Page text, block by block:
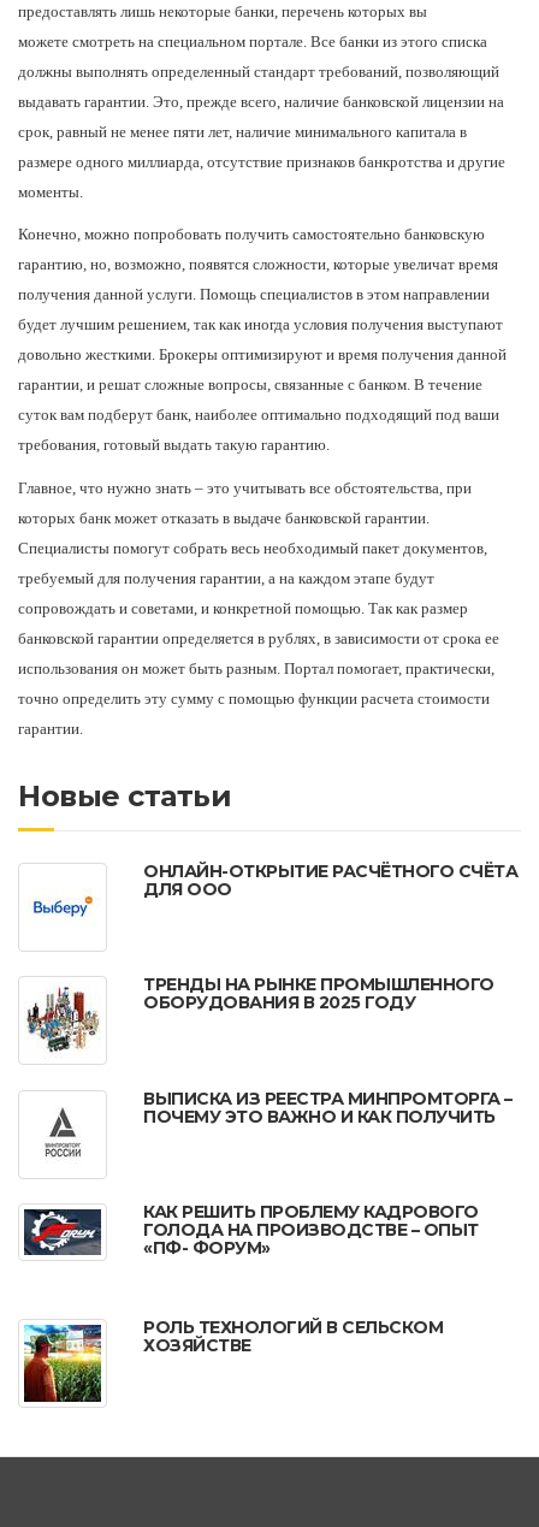
предоставлять лишь некоторые банки, перечень которых вы
можете смотреть на специальном портале. Все банки из этого списка
должны выполнять определенный стандарт требований, позволяющий
выдавать гарантии. Это, прежде всего, наличие банковской лицензии на
срок, равный не менее пяти лет, наличие минимального капитала в
размере одного миллиарда, отсутствие признаков банкротства и другие
моменты.
Конечно, можно попробовать получить самостоятельно банковскую
гарантию, но, возможно, появятся сложности, которые увеличат время
получения данной услуги. Помощь специалистов в этом направлении
будет лучшим решением, так как иногда условия получения выступают
довольно жесткими. Брокеры оптимизируют и время получения данной
гарантии, и решат сложные вопросы, связанные с банком. В течение
суток вам подберут банк, наиболее оптимально подходящий под ваши
требования, готовый выдать такую гарантию.
Главное, что нужно знать – это учитывать все обстоятельства, при
которых банк может отказать в выдаче банковской гарантии.
Специалисты помогут собрать весь необходимый пакет документов,
требуемый для получения гарантии, а на каждом этапе будут
сопровождать и советами, и конкретной помощью. Так как размер
банковской гарантии определяется в рублях, в зависимости от срока ее
использования он может быть разным. Портал помогает, практически,
точно определить эту сумму с помощью функции расчета стоимости
гарантии.
Новые статьи
ОНЛАЙН-ОТКРЫТИЕ РАСЧЁТНОГО СЧЁТА
ДЛЯ ООО
ТРЕНДЫ НА РЫНКЕ ПРОМЫШЛЕННОГО
ОБОРУДОВАНИЯ В 2025 ГОДУ
ВЫПИСКА ИЗ РЕЕСТРА МИНПРОМТОРГА –
ПОЧЕМУ ЭТО ВАЖНО И КАК ПОЛУЧИТЬ
КАК РЕШИТЬ ПРОБЛЕМУ КАДРОВОГО
ГОЛОДА НА ПРОИЗВОДСТВЕ – ОПЫТ
«ПФ- ФОРУМ»
РОЛЬ ТЕХНОЛОГИЙ В СЕЛЬСКОМ
ХОЗЯЙСТВЕ